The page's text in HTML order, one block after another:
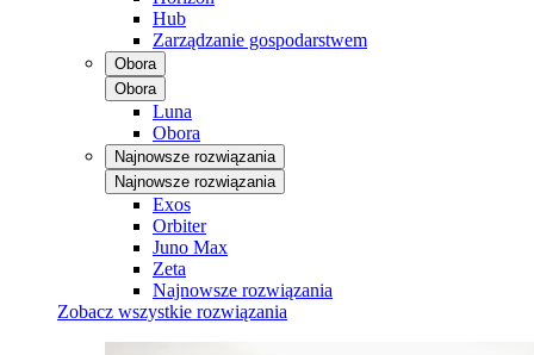
Hub
Zarządzanie gospodarstwem
Obora
Obora
Luna
Obora
Najnowsze rozwiązania
Najnowsze rozwiązania
Exos
Orbiter
Juno Max
Zeta
Najnowsze rozwiązania
Zobacz wszystkie rozwiązania